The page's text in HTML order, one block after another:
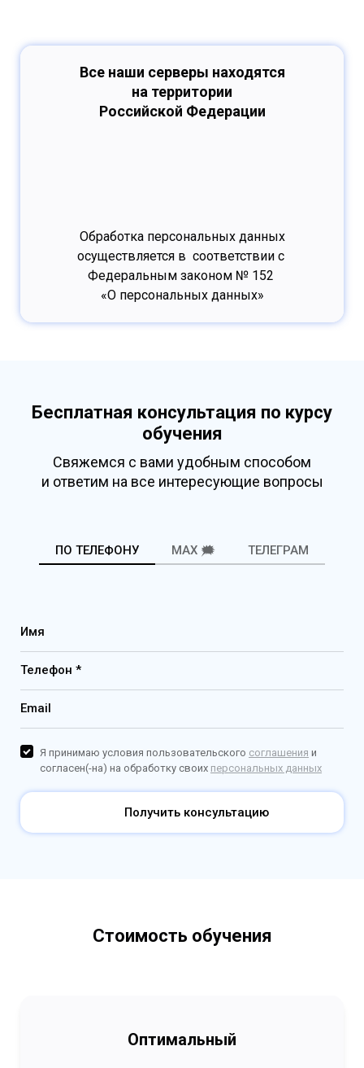
Все наши серверы находятся
на территории
Российской Федерации
Обработка персональных данных
осуществляется в соответствии с
Федеральным законом № 152
«О персональных данных»
Бесплатная консультация по курсу
обучения
Свяжемся с вами удобным способом
и ответим на все интересующие вопросы
ПО ТЕЛЕФОНУ MAX 🗯️ ТЕЛЕГРАМ
Имя
Телефон *
Email
Получить консультацию
Я принимаю условия пользовательского соглашения и
согласен(-на) на обработку своих персональных данных
Стоимость обучения
Оптимальный